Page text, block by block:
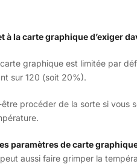
à la carte graphique d’exiger
graphique est limitée par
sur 120 (soit 20%).
procéder de la sorte si vous
paramètres de carte
aussi faire grimper la